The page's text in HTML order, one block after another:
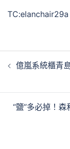
章 億嵐系統櫃青
“鹽”多必掉！